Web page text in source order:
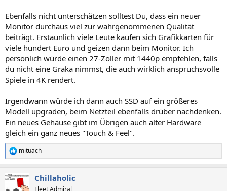
Ebenfalls nicht unterschätzen solltest Du, dass ein neuer
Monitor durchaus viel zur wahrgenommenen Qualität
beiträgt. Erstaunlich viele Leute kaufen sich Grafikkarten für
viele hundert Euro und geizen dann beim Monitor. Ich
persönlich würde einen 27-Zoller mit 1440p empfehlen, falls
du nicht eine Graka nimmst, die auch wirklich anspruchsvolle
Spiele in 4K rendert.
Irgendwann würde ich dann auch SSD auf ein größeres
Modell upgraden, beim Netzteil ebenfalls drüber nachdenken.
Ein neues Gehäuse gibt im Übrigen auch alter Hardware
gleich ein ganz neues "Touch & Feel".
R
e
k
mituach
Chillaholic
Fleet Admiral